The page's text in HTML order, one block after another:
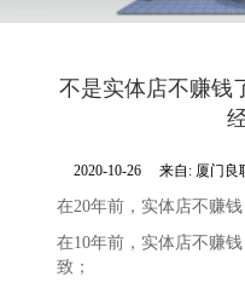
不是实体店不赚钱
2020-10-26 来自: 厦门良
在20年前，实体店不赚
在10年前，实体店不赚
致；